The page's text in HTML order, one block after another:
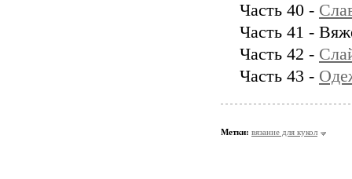
Часть 40 -
Часть 41 -
Часть 42 -
Часть 43 -
Метки: вязание для кукол